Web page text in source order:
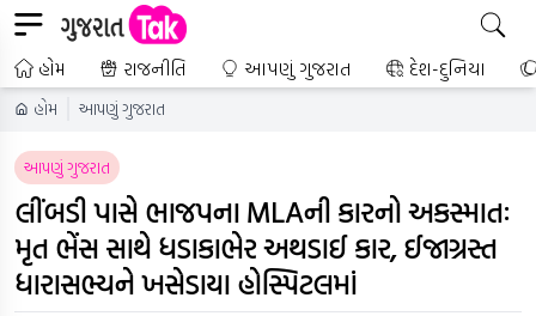
હોમ રાજનીતિ આપણું ગુજરાત દેશ-દુનિયા
હોમ આપણું ગુજરાત
આપણું ગુજરાત
લીંબડી પાસે ભાજપના MLAની કારનો અકસ્માતઃ
મૃત ભેંસ સાથે ધડાકાભેર અથડાઈ કાર, ઈજાગ્રસ્ત
ધારાસભ્યને ખસેડાયા હોસ્પિટલમાં